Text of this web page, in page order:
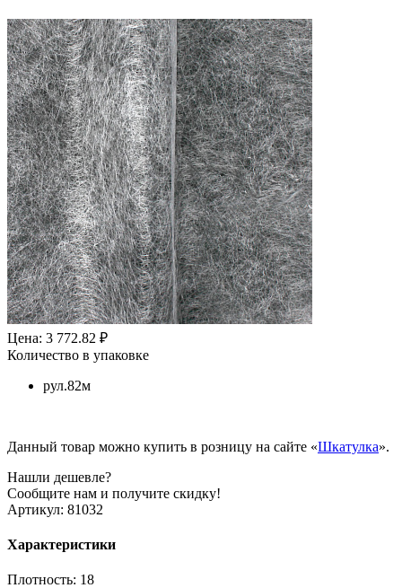
Цена: 3 772.82 ₽
Количество в упаковке
рул.82м
Данный товар можно купить в розницу на сайте «Шкатулка».
Нашли дешевле?
Сообщите нам и получите скидку!
Артикул: 81032
Характеристики
Плотность: 18